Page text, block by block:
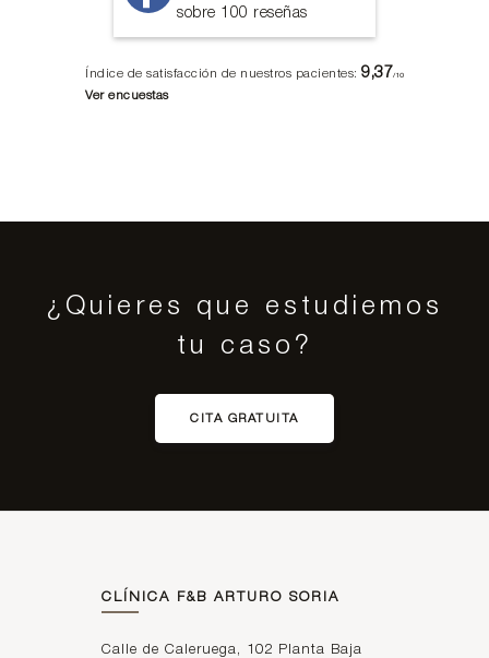
sobre 100 reseñas
Índice de satisfacción de nuestros pacientes:9,37/10
Ver encuestas
¿Quieres que estudiemos
tu caso?
CITA GRATUITA
CLÍNICA F&B ARTURO SORIA
Calle de Caleruega, 102 Planta Baja